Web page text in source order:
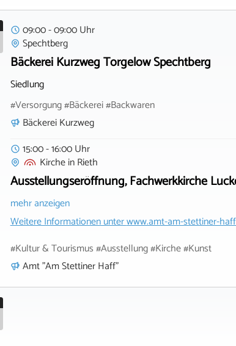
09:00 - 09:00 Uhr
Spechtberg
Bäckerei Kurzweg Torgelow Spechtberg
Siedlung
#Versorgung #Bäckerei #Backwaren
Bäckerei Kurzweg
15:00 - 16:00 Uhr
KircheinRieth
Ausstellungseröffnung, Fachwerkkirche
mehr anzeigen
Weitere Informationen unterwww.amt-am-stettiner-
#Kultur & Tourismus #Ausstellung #Kirche #Kunst
Amt "Am Stettiner Haff"